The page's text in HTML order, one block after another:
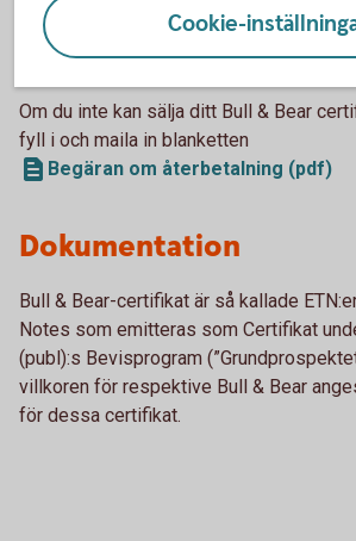
grundprospekt finns att ladda ner på
Bull & Bear-certifikat - villkor och
Om du inte kan sälja ditt Bull & Bear
fyll i och maila in blanketten
Begäran om återbetalning (pdf)
Dokumentation
Bull & Bear-certifikat är så kallade
Notes som emitteras som Certifikat
(publ):s Bevisprogram
villkoren för respektive Bull & Bear
för dessa certifikat.
Cookie-